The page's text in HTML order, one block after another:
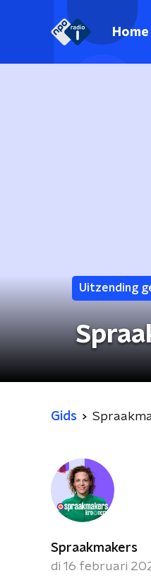
Home
Uitzending
Gids
Spraakmakers
di 16 februari